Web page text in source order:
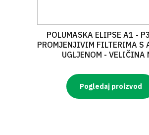
POLUMASKA ELIPSE A1 -
PROMJENJIVIM FILTERIMA S
UGLJENOM - VELIČINA
Pogledaj proizvod